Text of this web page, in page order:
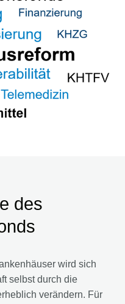
des
wird sich
selbst durch die
verändern. Für